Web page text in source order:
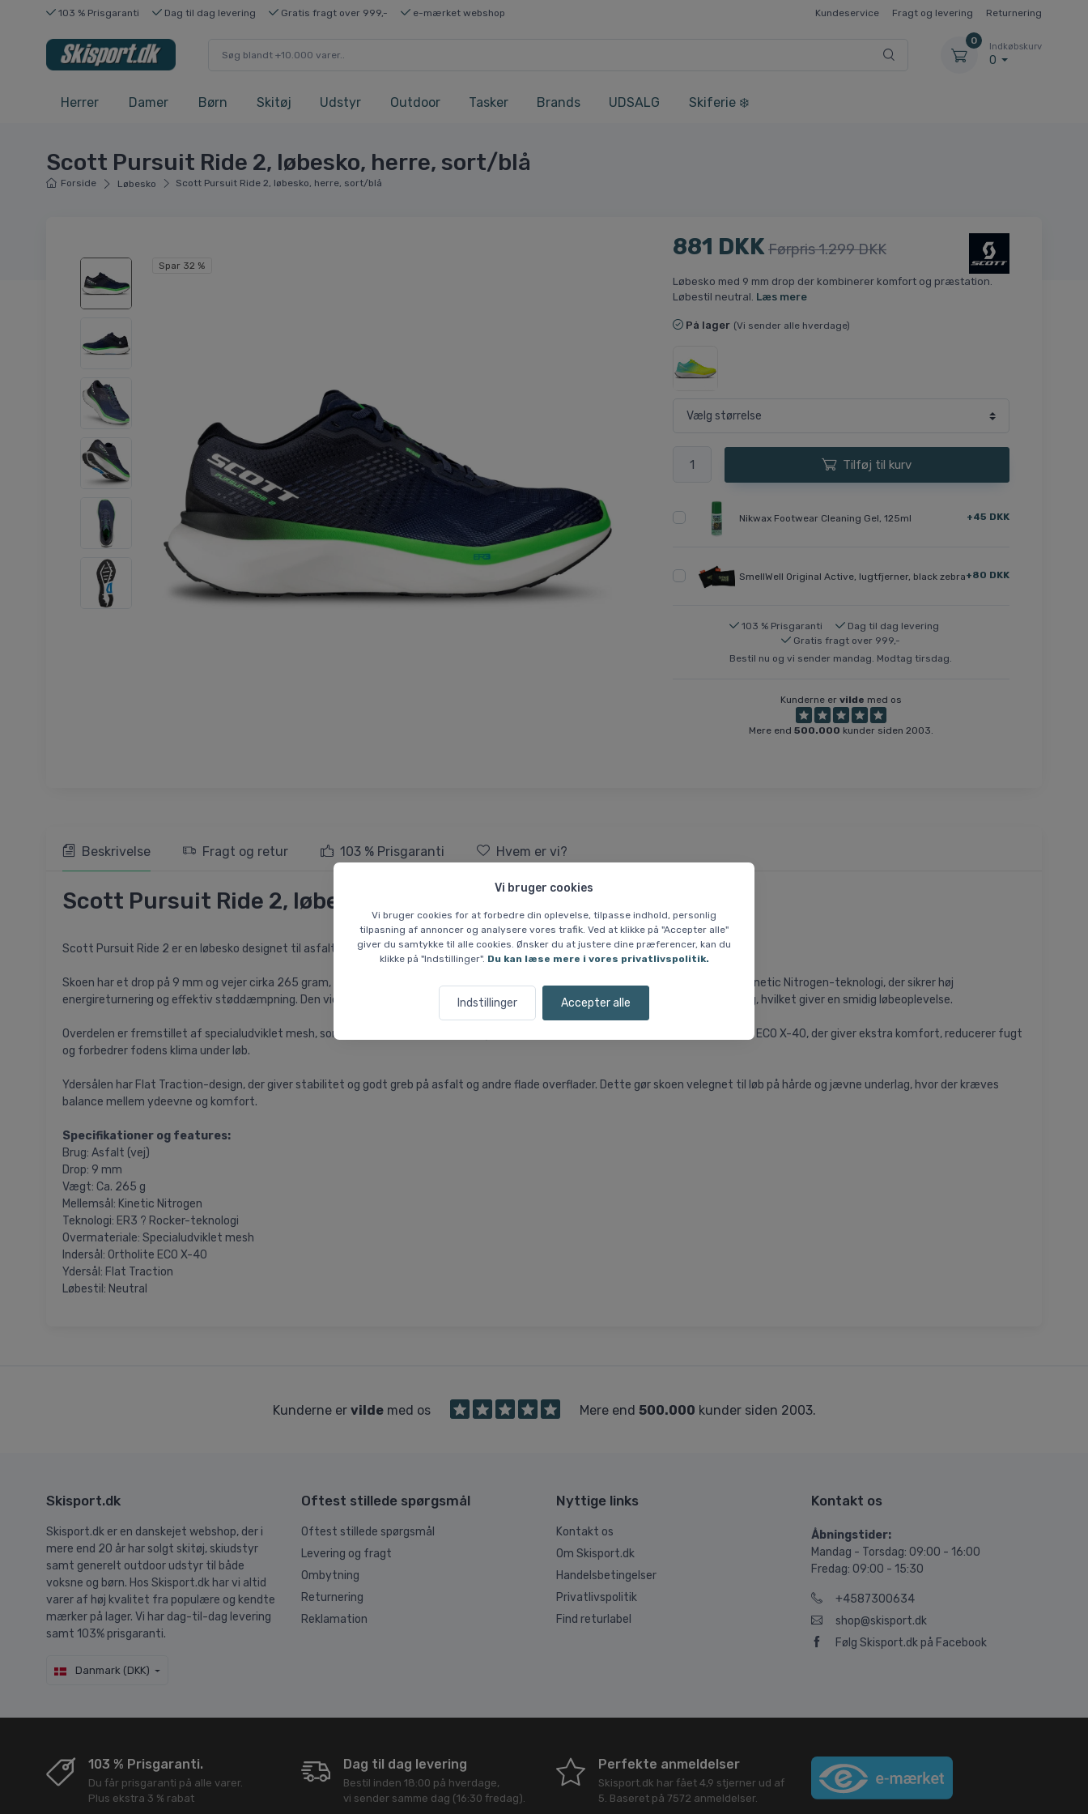
Vi bruger cookies
Vi bruger cookies for at forbedre din oplevelse, tilpasse indhold, personlig
tilpasning af annoncer og analysere vores trafik. Ved at klikke på "Accepter alle"
giver du samtykke til alle cookies. Ønsker du at justere dine præferencer, kan du
klikke på "Indstillinger". Du kan læse mere i vores privatlivspolitik.
Indstillinger Accepter alle
103 % Prisgaranti Dag til dag levering Gratis fragt over 999,- e-mærket webshop Kundeservice Fragt og levering Returnering
0
Indkøbskurv
0
Herrer Damer Børn Skitøj Udstyr Outdoor Tasker Brands UDSALG Skiferie ❄️
Scott Pursuit Ride 2, løbesko, herre, sort/blå
Forside Løbesko Scott Pursuit Ride 2, løbesko, herre, sort/blå
Spar 32 %
881 DKK Førpris 1.299 DKK
Løbesko med 9 mm drop der kombinerer komfort og præstation.
Løbestil neutral. Læs mere
På lager (Vi sender alle hverdage)
Tilføj til kurv
Nikwax Footwear Cleaning Gel, 125ml +45 DKK
SmellWell Original Active, lugtfjerner, black zebra+80 DKK
103 % Prisgaranti
Dag til dag levering
Gratis fragt over 999,-
Bestil nu og vi sender mandag. Modtag tirsdag.
Kunderne er vilde med os
Mere end 500.000 kunder siden 2003.
Beskrivelse Fragt og retur 103 % Prisgaranti Hvem er vi?
Scott Pursuit Ride 2, løbesko, herre, sort/blå
Scott Pursuit Ride 2 er en løbesko designet til asfalt og hårde underlag.
Skoen har et drop på 9 mm og vejer cirka 265 gram, hvilket giver en kombination af lethed og støtte. Mellemsålen er udstyret med Kinetic Nitrogen-teknologi, der sikrer høj
energireturnering og effektiv støddæmpning. Den videreudviklede ER3 Rocker-teknologi fremmer en glidende og naturlig fodafvikling, hvilket giver en smidig løbeoplevelse.
Overdelen er fremstillet af specialudviklet mesh, som sikrer optimal åndbarhed og en tæt pasform. Indersålen er lavet med Ortholite ECO X-40, der giver ekstra komfort, reducerer fugt
og forbedrer fodens klima under løb.
Ydersålen har Flat Traction-design, der giver stabilitet og godt greb på asfalt og andre flade overflader. Dette gør skoen velegnet til løb på hårde og jævne underlag, hvor der kræves
balance mellem ydeevne og komfort.
Specifikationer og features:
Brug: Asfalt (vej)
Drop: 9 mm
Vægt: Ca. 265 g
Mellemsål: Kinetic Nitrogen
Teknologi: ER3 ? Rocker-teknologi
Overmateriale: Specialudviklet mesh
Indersål: Ortholite ECO X-40
Ydersål: Flat Traction
Løbestil: Neutral
Kunderne er vildemed os Mere end 500.000 kunder siden 2003.
Skisport.dk
Skisport.dk er en danskejet webshop, der i
mere end 20 år har solgt skitøj, skiudstyr
samt generelt outdoor udstyr til både
voksne og børn. Hos Skisport.dk har vi altid
varer af høj kvalitet fra populære og kendte
mærker på lager. Vi har dag-til-dag levering
samt 103% prisgaranti.
Danmark (DKK)
Oftest stillede spørgsmål
Oftest stillede spørgsmål
Levering og fragt
Ombytning
Returnering
Reklamation
Nyttige links
Kontakt os
Om Skisport.dk
Handelsbetingelser
Privatlivspolitik
Find returlabel
Kontakt os
Åbningstider:
Mandag - Torsdag: 09:00 - 16:00
Fredag: 09:00 - 15:30
+4587300634
shop@skisport.dk
Følg Skisport.dk på Facebook
103 % Prisgaranti.
Du får prisgaranti på alle varer.
Plus ekstra 3 % rabat
Dag til dag levering
Bestil inden 18:00 på hverdage,
vi sender samme dag (16:30 fredag).
Perfekte anmeldelser
Skisport.dk har fået 4,9 stjerner ud af
5 . Baseret på 7572 anmeldelser.